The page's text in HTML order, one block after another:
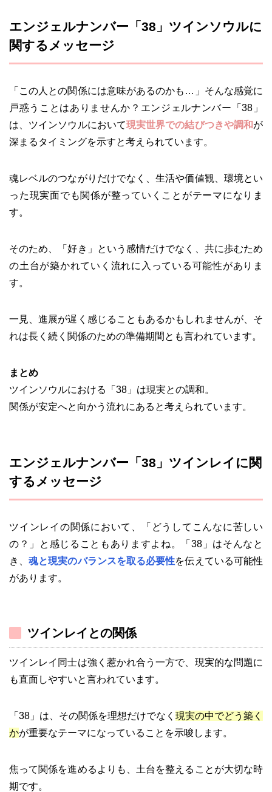
エンジェルナンバー「38」ツインソウルに
関するメッセージ
「この人との関係には意味があるのかも…」そんな感覚に
戸惑うことはありませんか？エンジェルナンバー「38」
は、ツインソウルにおいて現実世界での結びつきや調和が
深まるタイミングを示すと考えられています。
魂レベルのつながりだけでなく、生活や価値観、環境とい
った現実面でも関係が整っていくことがテーマになりま
す。
そのため、「好き」という感情だけでなく、共に歩むため
の土台が築かれていく流れに入っている可能性がありま
す。
一見、進展が遅く感じることもあるかもしれませんが、そ
れは長く続く関係のための準備期間とも言われています。
まとめ
ツインソウルにおける「38」は現実との調和。
関係が安定へと向かう流れにあると考えられています。
エンジェルナンバー「38」ツインレイに関
するメッセージ
ツインレイの関係において、「どうしてこんなに苦しい
の？」と感じることもありますよね。「38」はそんなと
き、魂と現実のバランスを取る必要性を伝えている可能性
があります。
ツインレイとの関係
ツインレイ同士は強く惹かれ合う一方で、現実的な問題に
も直面しやすいと言われています。
「38」は、その関係を理想だけでなく 現実の中でどう築く
かが重要なテーマになっていることを示唆します。
焦って関係を進めるよりも、土台を整えることが大切な時
期です。